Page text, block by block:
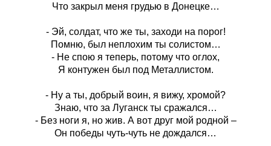
Что закрыл меня грудью в Донецке…
- Эй, солдат, что же ты, заходи на порог!
Помню, был неплохим ты солистом…
- Не спою я теперь, потому что оглох,
Я контужен был под Металлистом.
- Ну а ты, добрый воин, я вижу, хромой?
Знаю, что за Луганск ты сражался…
- Без ноги я, но жив. А вот друг мой родной –
Он победы чуть-чуть не дождался…